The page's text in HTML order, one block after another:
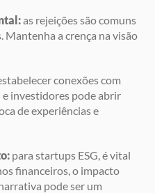
as rejeições são comuns
Mantenha a crença na visão
conexões com
investidores pode abrir
de experiências e
para startups ESG, é vital
financeiros, o impacto
pode ser um